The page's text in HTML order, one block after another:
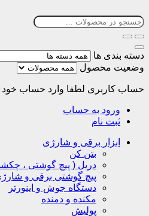
دسته بندی ها
وضعیت محصول
حساب کاربری لطفا وارد حساب خود
ورود به حساب
ثبت نام
ابزار برقی و شارژی
بتن کن
دریل ( پیچ گوشتی ،
پیچ گوشتی برقی و
دستگاه جوش و اینورتر
مکنده و دمنده
پولیش